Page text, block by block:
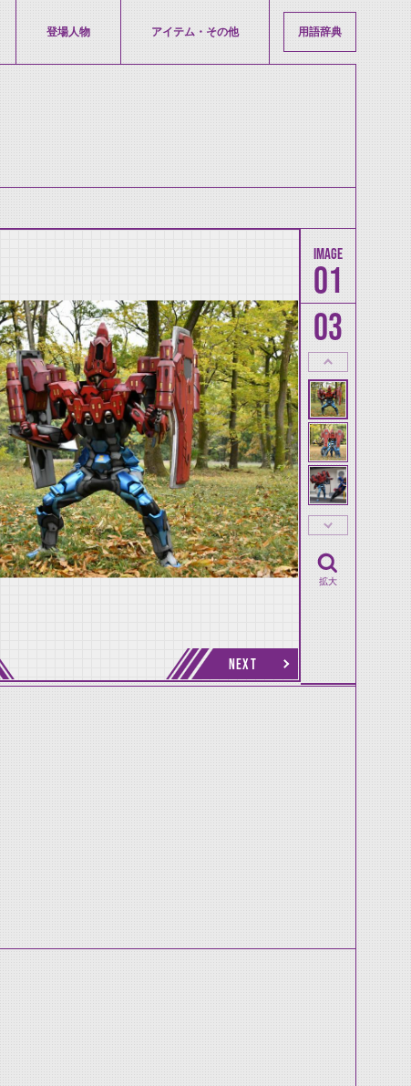
登場人物 アイテム・その他 用語辞典
NEXT
01
03
拡大